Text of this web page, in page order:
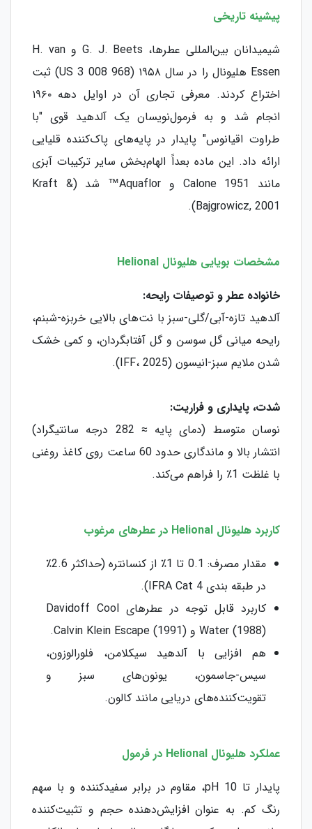
پیشینه تاریخی
شیمیدانان بین‌المللی عطرها، G. J. Beets و H. van
Essen هلیونال را در سال ۱۹۵۸ (US 3 008 968) ثبت
اختراع کردند. معرفی تجاری آن در اوایل دهه ۱۹۶۰
انجام شد و به فرمول‌نویسان یک آلدهید قوی "با
طراوت اقیانوس" پایدار در پایه‌های پاک‌کننده قلیایی
ارائه داد. این ماده بعداً الهام‌بخش سایر ترکیبات آبزی
مانند Calone 1951 و Aquaflor™ شد (Kraft &
Bajgrowicz, 2001).
مشخصات بویایی هلیونال Helional
خانواده عطر و توصیفات رایحه:
آلدهید تازه-آبی/گلی-سبز با نت‌های بالایی خربزه-شبنم،
رایحه میانی گل سوسن و گل آفتابگردان، و کمی خشک
شدن ملایم سبز-انیسون (IFF، 2025).
شدت، پایداری و فراریت:
نوسان متوسط (دمای پایه ≈ 282 درجه سانتیگراد)
انتشار بالا و ماندگاری حدود 60 ساعت روی کاغذ روغنی
با غلظت 1٪ را فراهم می‌کند.
کاربرد هلیونال Helional در عطرهای مرغوب
مقدار مصرف: 0.1 تا 1٪ از کنسانتره (حداکثر 2.6٪
در طبقه بندی IFRA Cat 4).
کاربرد قابل توجه در عطرهای Davidoff Cool
Water (1988) و Calvin Klein Escape (1991).
هم افزایی با آلدهید سیکلامن، فلورالوزون،
سیس-جاسمون، یونون‌های سبز و
تقویت‌کننده‌های دریایی مانند کالون.
عملکرد هلیونال Helional در فرمول
پایدار تا pH 10، مقاوم در برابر سفیدکننده و با سهم
رنگ کم. به عنوان افزایش‌دهنده حجم و تثبیت‌کننده